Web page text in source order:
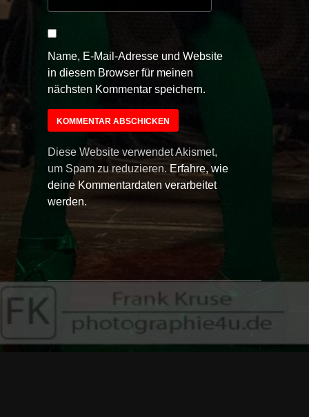
Name, E-Mail-Adresse und Website
in diesem Browser für meinen
nächsten Kommentar speichern.
Diese Website verwendet Akismet,
um Spam zu reduzieren. Erfahre, wie
deine Kommentardaten verarbeitet
werden.